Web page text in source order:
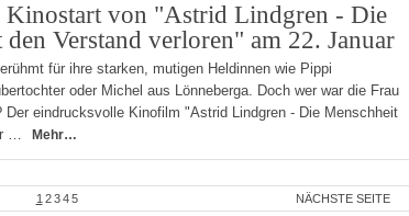
Kinostart von "Astrid Lindgren - Die
den Verstand verloren" am 22. Januar
für ihre starken, mutigen Heldinnen wie Pippi
oder Michel aus Lönneberga. Doch wer war die Frau
Der eindrucksvolle Kinofilm "Astrid Lindgren - Die Menschheit
…
Mehr…
1 2 3 4 5 NÄCHSTE SEITE